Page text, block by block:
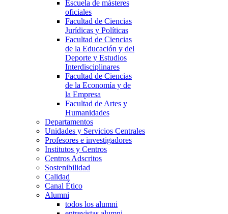
Escuela de másteres
oficiales
Facultad de Ciencias
Jurídicas y Políticas
Facultad de Ciencias
de la Educación y del
Deporte y Estudios
Interdisciplinares
Facultad de Ciencias
de la Economía y de
la Empresa
Facultad de Artes y
Humanidades
Departamentos
Unidades y Servicios Centrales
Profesores e investigadores
Institutos y Centros
Centros Adscritos
Sostenibilidad
Calidad
Canal Ético
Alumni
todos los alumni